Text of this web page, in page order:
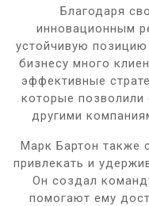
Благодаря
инновационным
устойчивую
бизнесу много
эффективные
которые позволили
другими
Марк Бартон также
привлекать и
Он создал
помогают ему